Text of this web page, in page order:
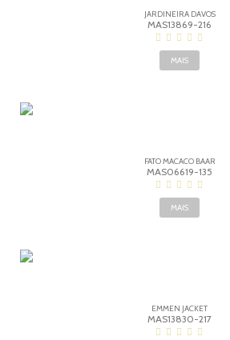
JARDINEIRA DAVOS
MAS13869-216
MAIS
FATO MACACO BAAR
MAS06619-135
MAIS
EMMEN JACKET
MAS13830-217